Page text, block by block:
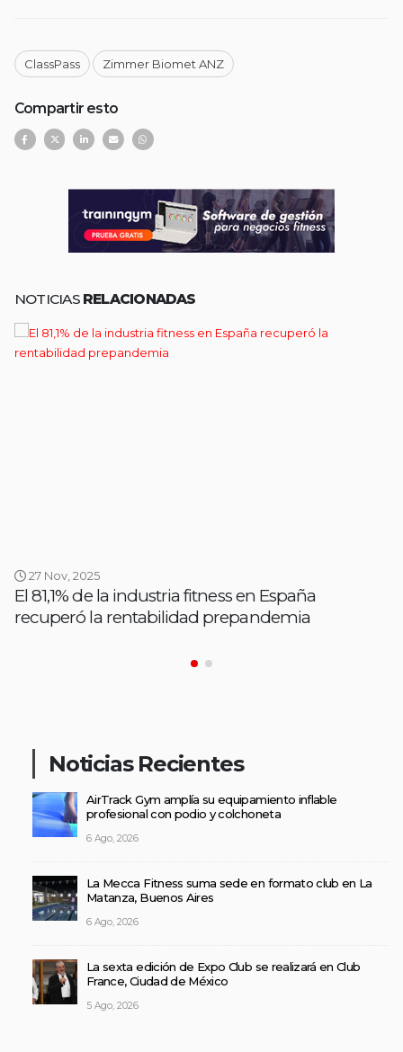
ClassPass Zimmer Biomet ANZ
Compartir esto
NOTICIAS RELACIONADAS
27 Nov, 2025
El 81,1% de la industria fitness en España
recuperó la rentabilidad prepandemia
Noticias Recientes
AirTrack Gym amplía su equipamiento inflable
profesional con podio y colchoneta
6 Ago, 2026
La Mecca Fitness suma sede en formato club en La
Matanza, Buenos Aires
6 Ago, 2026
La sexta edición de Expo Club se realizará en Club
France, Ciudad de México
5 Ago, 2026